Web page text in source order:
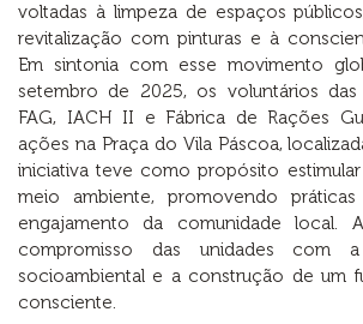
voltadas à limpeza de espaços
revitalização com pinturas e à
Em sintonia com esse movimento
setembro de 2025, os voluntários das
FAG, IACH II e Fábrica de Rações
ações na Praça do Vila Páscoa,
iniciativa teve como propósito
meio ambiente, promovendo
engajamento da comunidade local.
compromisso das unidades com a
socioambiental e a construção de um
consciente.